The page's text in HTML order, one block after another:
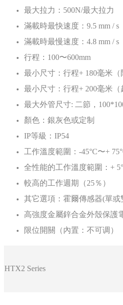
最大拉力：500N/最大拉力
滿載時最快速度：9.5 mm / s
滿載時最慢速度：4.8 mm / s
行程：100〜600mm
最小尺寸：行程+ 180毫米（
最小尺寸：行程+ 200毫米（
最大外管尺寸: 二節，
顏色：銀灰色或定制
IP等級：IP54
工作溫度範圍：-45°C〜+
全性能的工作溫度範圍：+
較高的工作週期（25％）
其它選項：霍爾傳感器(單或
高強度金屬鋅合金外殼保護
限位開關（內置：不可调）
HTX2 Series